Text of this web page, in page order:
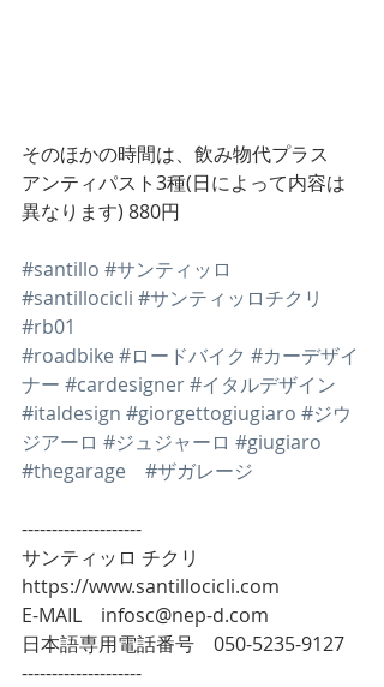
そのほかの時間は、飲み物代プラス
アンティパスト3種(日によって内容は
異なります) 880円
#santillo #サンティッロ
#santillocicli #サンティッロチクリ
#rb01
#roadbike #ロードバイク #カーデザイ
ナー #cardesigner#イタルデザイン
#italdesign #giorgettogiugiaro #ジウ
ジアーロ #ジュジャーロ #giugiaro
#thegarage
#ザガレージ
--------------------
サンティッロ チクリ
https://www.santillocicli.com
E-MAIL　infosc@nep-d.com
日本語専用電話番号　050-5235-9127
--------------------